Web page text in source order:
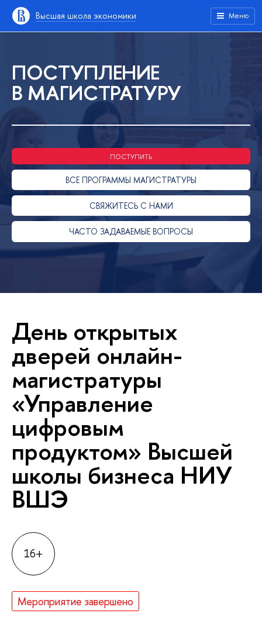
Высшая школа экономики Меню
ПОСТУПЛЕНИЕ
В МАГИСТРАТУРУ
ПОСТУПИТЬ
ВСЕ ПРОГРАММЫ МАГИСТРАТУРЫ
СВЯЖИТЕСЬ С НАМИ
ЧАСТО ЗАДАВАЕМЫЕ ВОПРОСЫ
День открытых
дверей онлайн-
магистратуры
«Управление
цифровым
продуктом» Высшей
школы бизнеса НИУ
ВШЭ
16+
Мероприятие завершено